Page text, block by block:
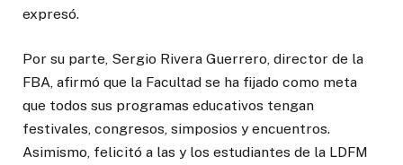
expresó.
Por su parte, Sergio Rivera Guerrero, director de la
FBA, afirmó que la Facultad se ha fijado como meta
que todos sus programas educativos tengan
festivales, congresos, simposios y encuentros.
Asimismo, felicitó a las y los estudiantes de la LDFM